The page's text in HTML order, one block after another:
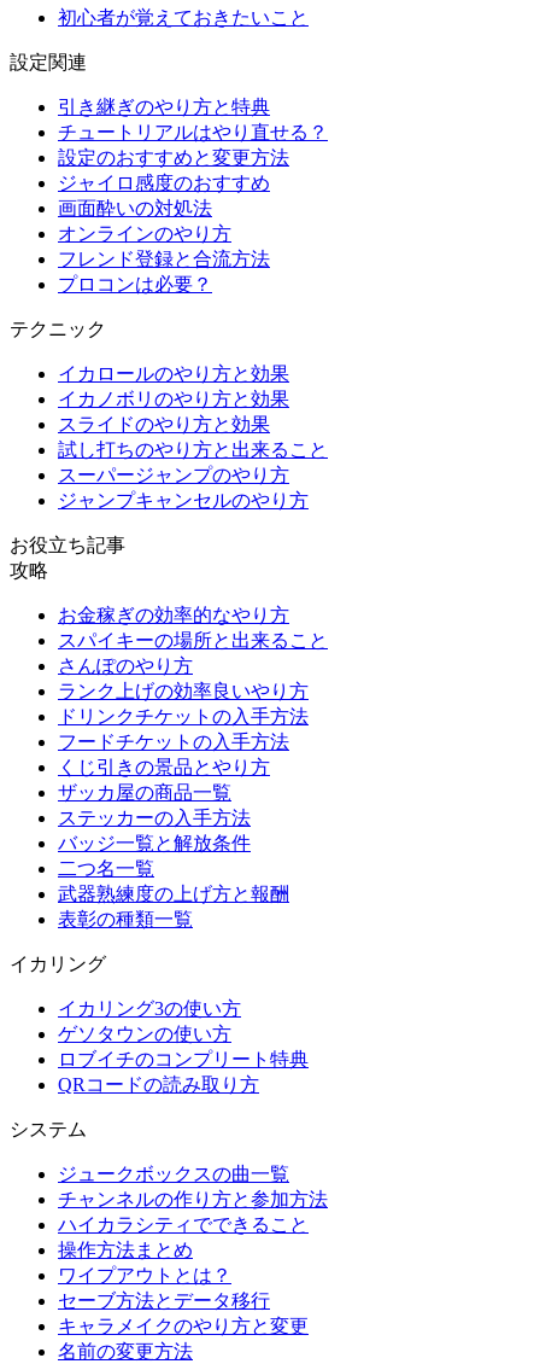
初心者が覚えておきたいこと
設定関連
引き継ぎのやり方と特典
チュートリアルはやり直せる？
設定のおすすめと変更方法
ジャイロ感度のおすすめ
画面酔いの対処法
オンラインのやり方
フレンド登録と合流方法
プロコンは必要？
テクニック
イカロールのやり方と効果
イカノボリのやり方と効果
スライドのやり方と効果
試し打ちのやり方と出来ること
スーパージャンプのやり方
ジャンプキャンセルのやり方
お役立ち記事
攻略
お金稼ぎの効率的なやり方
スパイキーの場所と出来ること
さんぽのやり方
ランク上げの効率良いやり方
ドリンクチケットの入手方法
フードチケットの入手方法
くじ引きの景品とやり方
ザッカ屋の商品一覧
ステッカーの入手方法
バッジ一覧と解放条件
二つ名一覧
武器熟練度の上げ方と報酬
表彰の種類一覧
イカリング
イカリング3の使い方
ゲソタウンの使い方
ロブイチのコンプリート特典
QRコードの読み取り方
システム
ジュークボックスの曲一覧
チャンネルの作り方と参加方法
ハイカラシティでできること
操作方法まとめ
ワイプアウトとは？
セーブ方法とデータ移行
キャラメイクのやり方と変更
名前の変更方法